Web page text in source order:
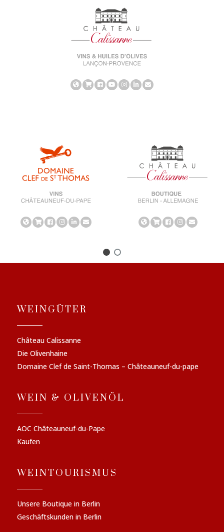
WEINGÜTER
Château Calissanne
Die Olivenhaine
Domaine Clef de Saint-Thomas – Châteauneuf-du-pape
WEIN & OLIVENÖL
AOC Châteauneuf-du-Pape
Kaufen
WEINTOURISMUS
Unsere Boutique in Berlin
Geschäftskunden in Berlin